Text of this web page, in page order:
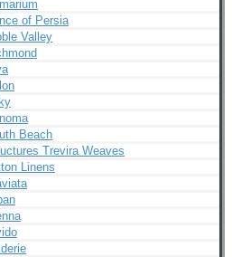
of Persia
Valley
Beach
Trevira Weaves
Linens